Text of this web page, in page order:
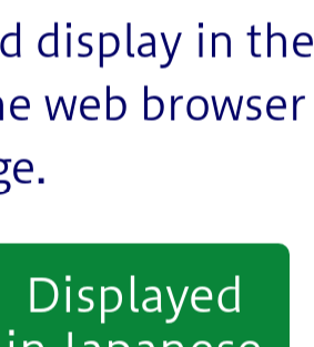
display in the
web browser
Displayed